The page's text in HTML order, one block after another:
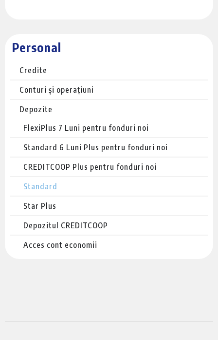
Personal
Credite
Conturi și operațiuni
Depozite
FlexiPlus 7 Luni pentru fonduri noi
Standard 6 Luni Plus pentru fonduri noi
CREDITCOOP Plus pentru fonduri noi
Standard
Star Plus
Depozitul CREDITCOOP
Acces cont economii